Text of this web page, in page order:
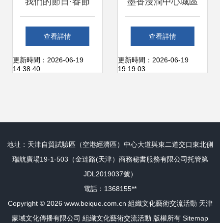
嶗山區群眾文藝表
演團隊慶新春文化
查看詳情
更新時間：2026-06-19
14:38:40
文化惠民”，“入文
本文件之九
查看詳情
更新時間：2026-06-19
19:19:03
地址：天津自貿試驗區（空港經濟區）中心大道與東二道交口東北側
瑞航廣場19-1-503（金達路(天津）商務秘書服務有限公司托管第
JDL2019037號）
電話：1368155**
Copyright © 2026 www.beique.com.cn 組織文化藝術交流活動 天津
蒙域文化傳播有限公司 組織文化藝術交流活動 版權所有 Sitemap